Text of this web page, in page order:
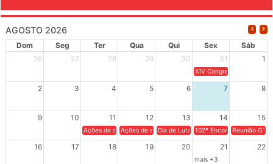
AGOSTO 2026
Dom Seg Ter Qua Qui Sex
Sáb
26
27 28 29 30 31 1
XIV Congresso Brasileiro
2 3 4 5 6 7 8
9 10 11 12 13 14 15
Ações de solidariedade a Cuba no Rio Grande do Sul - 100
Ações de solidariedade a Cuba no Rio Grande do
Dia de Luta em Defesa de Cuba e da
102º Encontro da
Reunião
16 17 18 19 20 21 22
mais +3